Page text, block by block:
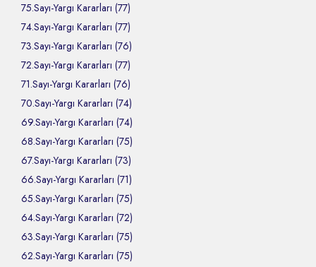
75.Sayı-Yargı Kararları (77)
74.Sayı-Yargı Kararları (77)
73.Sayı-Yargı Kararları (76)
72.Sayı-Yargı Kararları (77)
71.Sayı-Yargı Kararları (76)
70.Sayı-Yargı Kararları (74)
69.Sayı-Yargı Kararları (74)
68.Sayı-Yargı Kararları (75)
67.Sayı-Yargı Kararları (73)
66.Sayı-Yargı Kararları (71)
65.Sayı-Yargı Kararları (75)
64.Sayı-Yargı Kararları (72)
63.Sayı-Yargı Kararları (75)
62.Sayı-Yargı Kararları (75)